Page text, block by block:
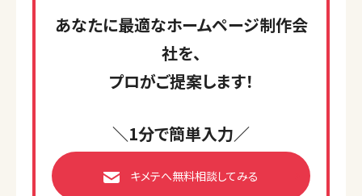
あなたに最適なホームページ制作会
社を、
プロがご提案します！
＼1分で簡単入力／
キメテへ無料相談してみる